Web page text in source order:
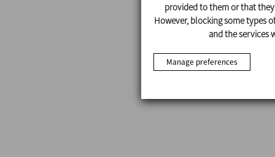
provided to them or that
However, blocking some types
and the services
Manage preferences